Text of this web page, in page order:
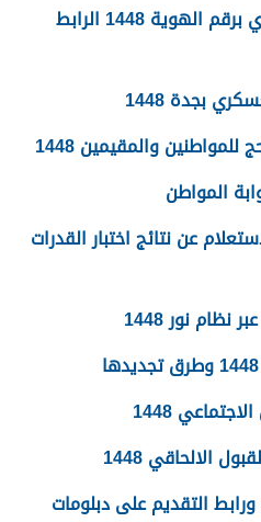
تحديث بيانات الصندوق العقاري برقم الهوية 1448 الرابط
بجدة 1448
والمقيمين 1448
عن نتائج اختبار القدرات
نور 1448
1448
الالحاقي 1448
دبلومات جامعة القصيم 1448 ورابط التقديم على دبلومات